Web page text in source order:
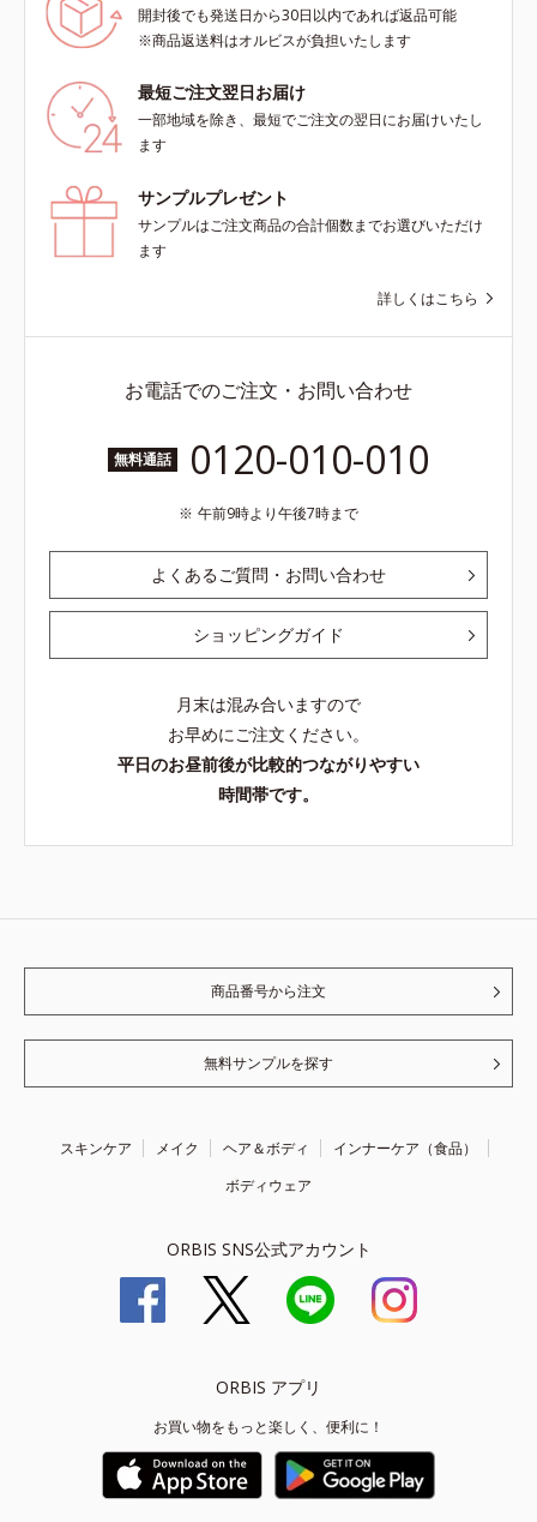
開封後でも発送日から30日以内であれば返品可能
※商品返送料はオルビスが負担いたします
最短ご注文翌日お届け
一部地域を除き、最短でご注文の翌日にお届けいたし
ます
サンプルプレゼント
サンプルはご注文商品の合計個数までお選びいただけ
ます
詳しくはこちら
お電話でのご注文・お問い合わせ
無料通話 0120-010-010
午前9時より午後7時まで
よくあるご質問・お問い合わせ
ショッピングガイド
月末は混み合いますので
お早めにご注文ください。
平日のお昼前後が比較的つながりやすい
時間帯です。
商品番号から注文
無料サンプルを探す
スキンケア メイク ヘア＆ボディ
インナーケア（食品）
ボディウェア
ORBIS SNS公式アカウント
ORBIS アプリ
お買い物をもっと楽しく、便利に！